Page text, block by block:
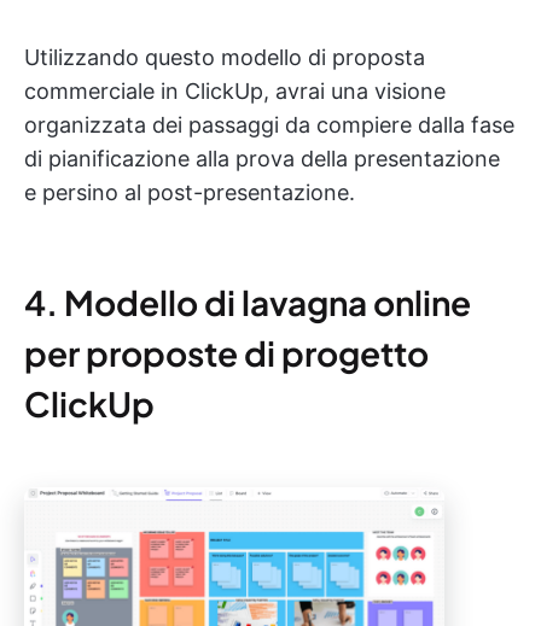
Utilizzando questo modello di proposta
commerciale in ClickUp, avrai una visione
organizzata dei passaggi da compiere dalla fase
di pianificazione alla prova della presentazione
e persino al post-presentazione.
4. Modello di lavagna online
per proposte di progetto
ClickUp